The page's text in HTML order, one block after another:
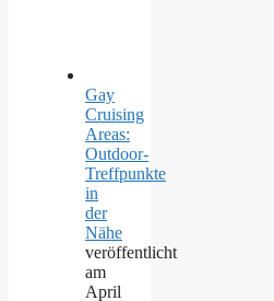
Gay
Cruising
Areas:
Outdoor-
Treffpunkte
in
der
Nähe
veröffentlicht
am
April